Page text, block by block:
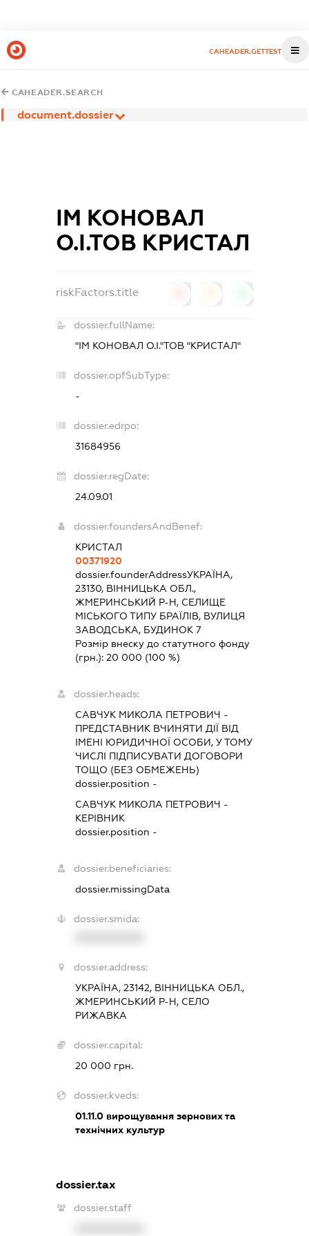
CAHEADER.GETTEST
CAHEADER.SEARCH
document.dossier
ІМ КОНОВАЛ
О.І.ТОВ КРИСТАЛ
riskFactors.title
dossier.fullName:
"ІМ КОНОВАЛ О.І."ТОВ "КРИСТАЛ"
dossier.opfSubType:
-
dossier.edrpo:
31684956
dossier.regDate:
24.09.01
dossier.foundersAndBenef:
КРИСТАЛ
00371920
dossier.founderAddressУКРАЇНА,
23130, ВІННИЦЬКА ОБЛ.,
ЖМЕРИНСЬКИЙ Р-Н, СЕЛИЩЕ
МІСЬКОГО ТИПУ БРАЇЛІВ, ВУЛИЦЯ
ЗАВОДСЬКА, БУДИНОК 7
Розмір внеску до статутного фонду
(грн.): 20 000 (100 %)
dossier.heads:
САВЧУК МИКОЛА ПЕТРОВИЧ -
ПРЕДСТАВНИК ВЧИНЯТИ ДІЇ ВІД
ІМЕНІ ЮРИДИЧНОЇ ОСОБИ, У ТОМУ
ЧИСЛІ ПІДПИСУВАТИ ДОГОВОРИ
ТОЩО (БЕЗ ОБМЕЖЕНЬ)
dossier.position -
САВЧУК МИКОЛА ПЕТРОВИЧ -
КЕРІВНИК
dossier.position -
dossier.beneficiaries:
dossier.missingData
dossier.smida:
dossier.address:
УКРАЇНА, 23142, ВІННИЦЬКА ОБЛ.,
ЖМЕРИНСЬКИЙ Р-Н, СЕЛО
РИЖАВКА
dossier.capital:
20 000 грн.
dossier.kveds:
01.11.0вирощування зернових та
технічних культур
dossier.tax
dossier.staff